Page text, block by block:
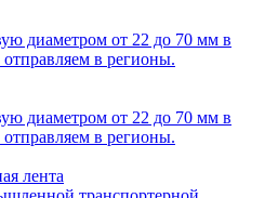
диаметром от 22 до 70 мм в
в регионы.
диаметром от 22 до 70 мм в
в регионы.
лента